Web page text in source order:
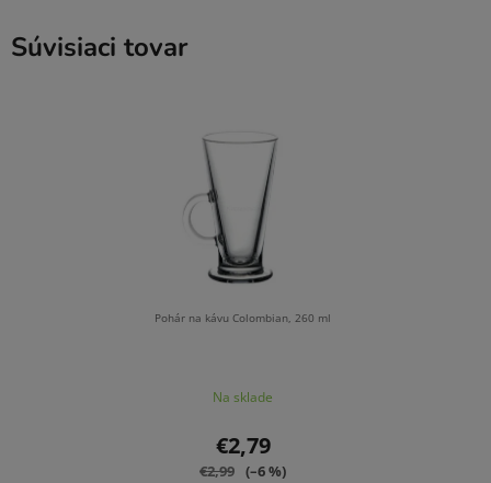
Súvisiaci tovar
Pohár na kávu Colombian, 260 ml
Na sklade
€2,79
€2,99 (–6 %)